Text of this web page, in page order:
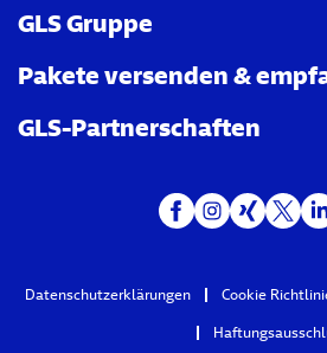
Über uns
GLS informiert
Newsroom
GLS Gruppe
GLS Gruppe Homepage
Datenschutz GLS Gruppe
Pakete versenden &
Pakete versenden
Umleitung von Paketen
Sendungsverfolgung
GLS-Partnerschaften
ClimatePartner
Datenschutzerklärungen Cookie